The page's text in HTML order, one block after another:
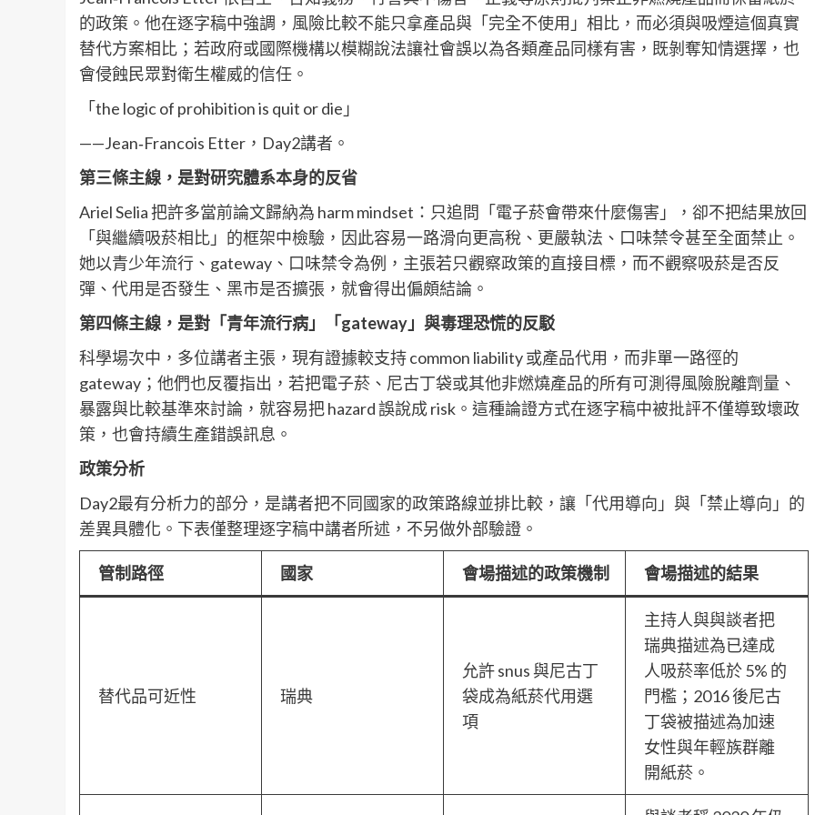
的政策。他在逐字稿中強調，風險比較不能只拿產品與「完全不使用」相比，而必須與吸煙這個真實
替代方案相比；若政府或國際機構以模糊說法讓社會誤以為各類產品同樣有害，既剝奪知情選擇，也
會侵蝕民眾對衛生權威的信任。
「the logic of prohibition is quit or die」
——Jean‑Francois Etter，Day2講者。
第三條主線，是對研究體系本身的反省
Ariel Selia 把許多當前論文歸納為 harm mindset：只追問「電子菸會帶來什麼傷害」，卻不把結果放回
「與繼續吸菸相比」的框架中檢驗，因此容易一路滑向更高稅、更嚴執法、口味禁令甚至全面禁止。
她以青少年流行、gateway、口味禁令為例，主張若只觀察政策的直接目標，而不觀察吸菸是否反
彈、代用是否發生、黑市是否擴張，就會得出偏頗結論。
第四條主線，是對「青年流行病」「gateway」與毒理恐慌的反駁
科學場次中，多位講者主張，現有證據較支持 common liability 或產品代用，而非單一路徑的
gateway；他們也反覆指出，若把電子菸、尼古丁袋或其他非燃燒產品的所有可測得風險脫離劑量、
暴露與比較基準來討論，就容易把 hazard 誤說成 risk。這種論證方式在逐字稿中被批評不僅導致壞政
策，也會持續生產錯誤訊息。
政策分析
Day2最有分析力的部分，是講者把不同國家的政策路線並排比較，讓「代用導向」與「禁止導向」的
差異具體化。下表僅整理逐字稿中講者所述，不另做外部驗證。
管制路徑 國家 會場描述的政策機制 會場描述的結果
替代品可近性 瑞典
允許 snus 與尼古丁
袋成為紙菸代用選
項
主持人與與談者把
瑞典描述為已達成
人吸菸率低於 5% 的
門檻；2016 後尼古
丁袋被描述為加速
女性與年輕族群離
開紙菸。